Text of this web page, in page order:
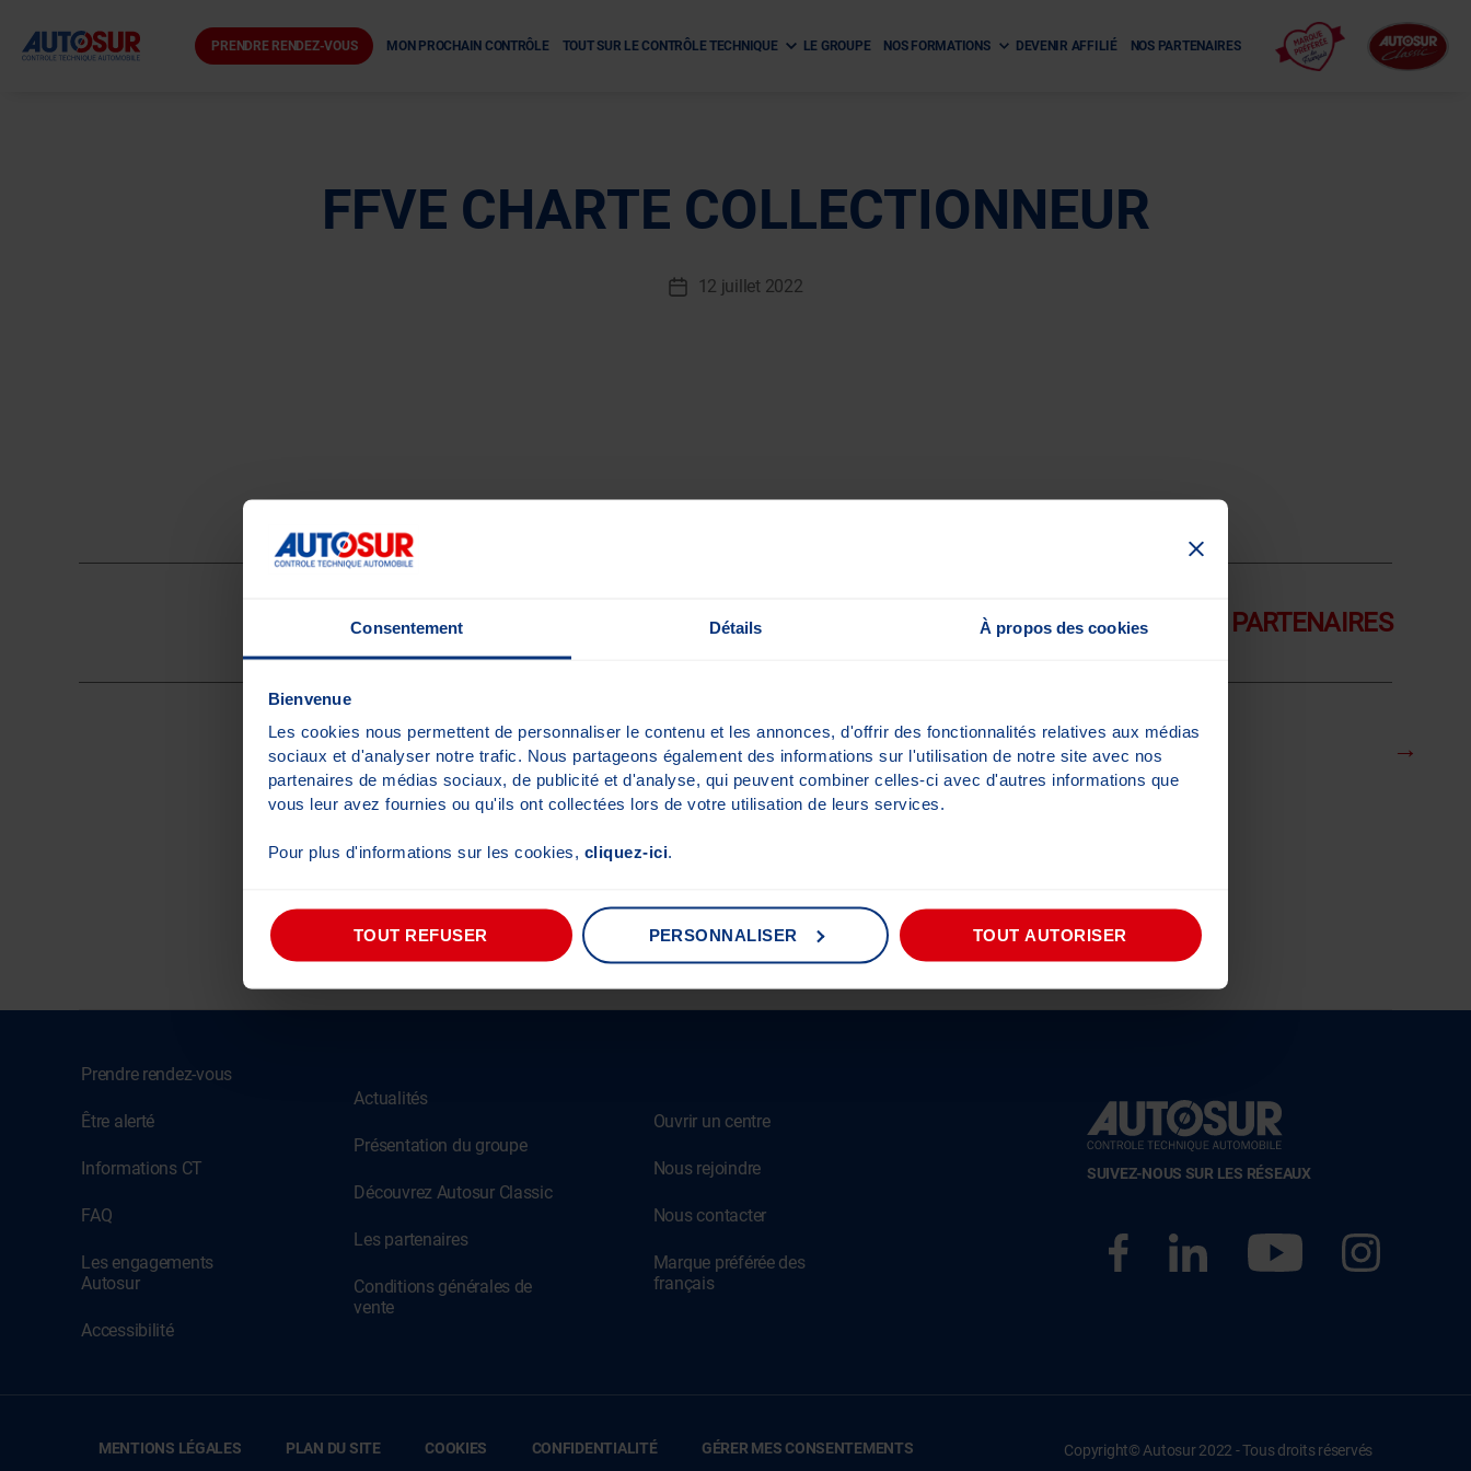
Consentement Détails À propos des cookies
Bienvenue
Les cookies nous permettent de personnaliser le contenu et les annonces, d'offrir des fonctionnalités relatives aux médias
sociaux et d'analyser notre trafic. Nous partageons également des informations sur l'utilisation de notre site avec nos
partenaires de médias sociaux, de publicité et d'analyse, qui peuvent combiner celles-ci avec d'autres informations que
vous leur avez fournies ou qu'ils ont collectées lors de votre utilisation de leurs services.
Pour plus d'informations sur les cookies, cliquez-ici.
TOUT REFUSER PERSONNALISER TOUT AUTORISER
PRENDRE RENDEZ-VOUS MON PROCHAIN CONTRÔLE TOUT SUR LE CONTRÔLE TECHNIQUE LE GROUPE NOS FORMATIONS DEVENIR AFFILIÉ NOS PARTENAIRES
FFVE CHARTE COLLECTIONNEUR
Date12 juillet 2022
→
COMITES D’ENTREPRISE PARTENAIRES
Prendre rendez-vous
Être alerté
Informations CT
FAQ
Les engagements
Autosur
Accessibilité
Actualités
Présentation du groupe
Découvrez Autosur Classic
Les partenaires
Conditions générales de
vente
Ouvrir un centre
Nous rejoindre
Nous contacter
Marque préférée des
français
SUIVEZ-NOUS SUR LES RÉSEAUX
MENTIONS LÉGALES PLAN DU SITE COOKIES CONFIDENTIALITÉ GÉRER MES CONSENTEMENTS Copyright© Autosur 2022 - Tous droits réservés